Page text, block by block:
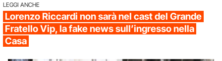
LEGGI ANCHE
Lorenzo Riccardi non sarà nel cast del Grande
Fratello Vip, la fake news sull’ingresso nella
Casa